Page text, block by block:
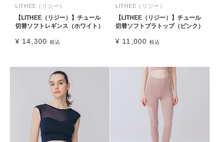
LITHEE（リジー）
【LITHEE（リジー）】チュール
切替ソフトレギンス（ホワイト）
¥ 14,300 税込
LITHEE（リジー）
【LITHEE（リジー）】チュール
切替ソフトブラトップ（ピンク）
¥ 11,000 税込